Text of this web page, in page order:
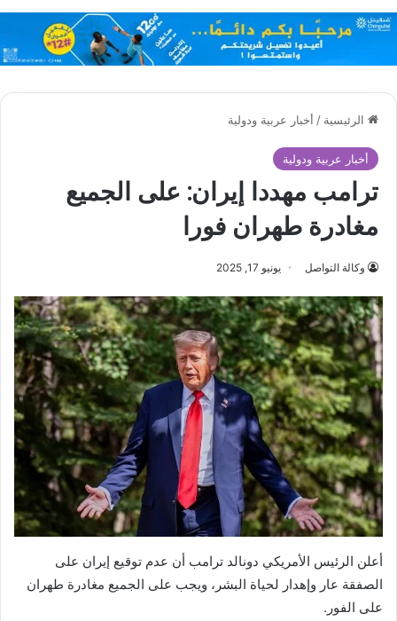
الرئيسية / أخبار عربية ودولية
أخبار عربية ودولية
ترامب مهددا إيران: على الجميع
مغادرة طهران فورا
وكالة التواصل يونيو 17, 2025
أعلن الرئيس الأمريكي دونالد ترامب أن عدم توقيع إيران على
الصفقة عار وإهدار لحياة البشر، ويجب على الجميع مغادرة طهران
على الفور.